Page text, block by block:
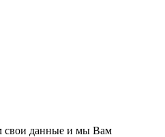
свои данные и мы Вам